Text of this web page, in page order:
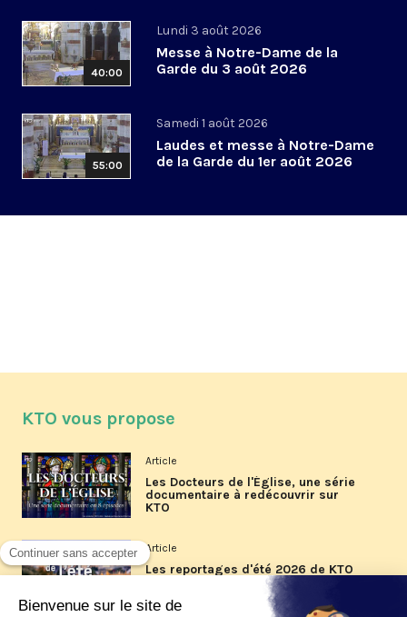
40:00
Lundi 3 août 2026
Messe à Notre-Dame de la
Garde du 3 août 2026
55:00
Samedi 1 août 2026
Laudes et messe à Notre-Dame
de la Garde du 1er août 2026
KTO vous propose
Article
Les Docteurs de l'Église, une série
documentaire à redécouvrir sur
KTO
Article
Les reportages d'été 2026 de KTO